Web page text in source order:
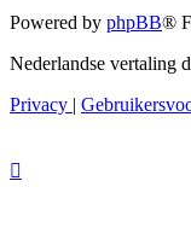
Powered by phpBB®
Nederlandse vertaling
Privacy |